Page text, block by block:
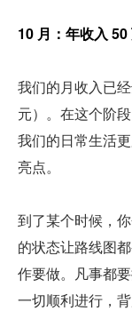
10 月：年收入 50
我们的月收入已
元）。在这个阶
我们的日常生活
亮点。
到了某个时候，
的状态让路线图
作要做。凡事都
一切顺利进行，